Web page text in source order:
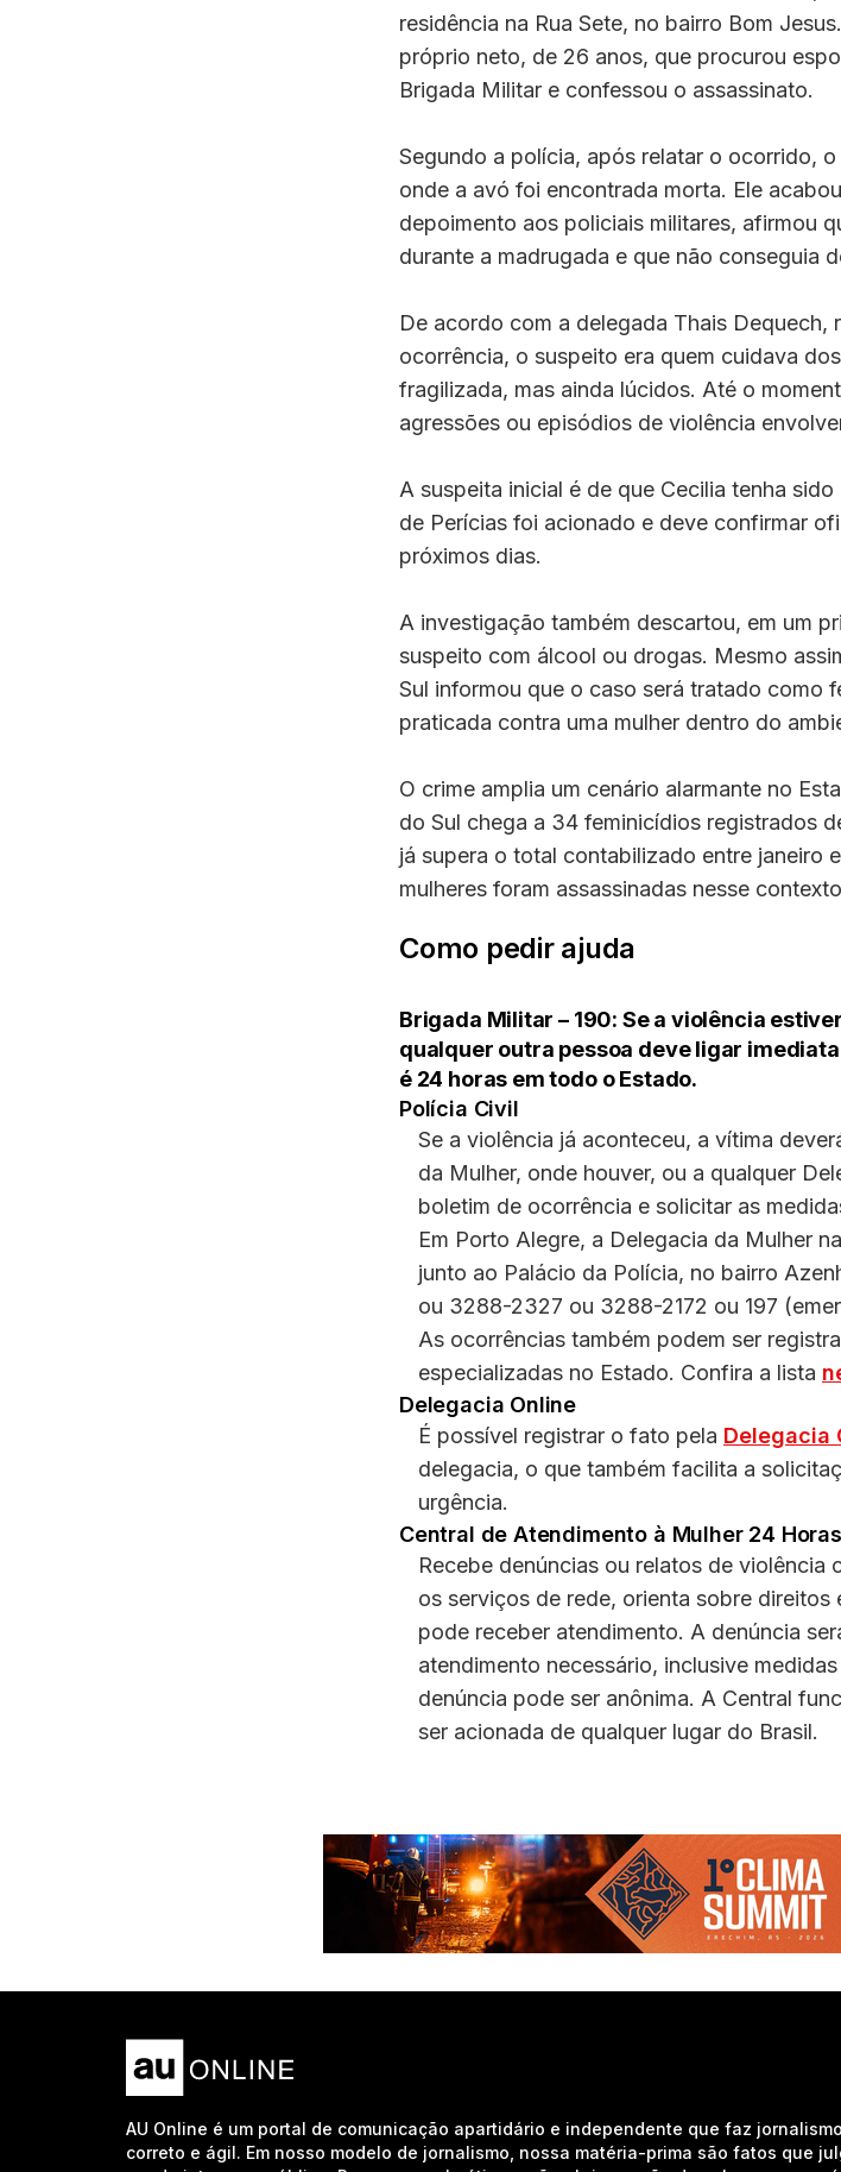
residência na Rua Sete, no bairro Bom
próprio neto, de 26 anos, que procurou
Brigada Militar e confessou o assassinato.
Segundo a polícia, após relatar o ocorrido,
onde a avó foi encontrada morta. Ele
depoimento aos policiais militares, afirmou
durante a madrugada e que não conseguia
De acordo com a delegada Thais Dequech,
ocorrência, o suspeito era quem cuidava
fragilizada, mas ainda lúcidos. Até o
agressões ou episódios de violência
A suspeita inicial é de que Cecilia tenha
de Perícias foi acionado e deve confirmar
próximos dias.
A investigação também descartou, em um
suspeito com álcool ou drogas. Mesmo
Sul informou que o caso será tratado como
praticada contra uma mulher dentro do
O crime amplia um cenário alarmante no
do Sul chega a 34 feminicídios registrados
já supera o total contabilizado entre janeiro
mulheres foram assassinadas nesse
Como pedir ajuda
Brigada Militar – 190: Se a violência
qualquer outra pessoa deve ligar
é 24 horas em todo o Estado.
Polícia Civil
Se a violência já aconteceu, a vítima
da Mulher, onde houver, ou a qualquer
boletim de ocorrência e solicitar as
Em Porto Alegre, a Delegacia da Mulher
junto ao Palácio da Polícia, no bairro
ou 3288-2327 ou 3288-2172 ou 197
As ocorrências também podem ser
especializadas no Estado. Confira a lista
Delegacia Online
É possível registrar o fato pela Delegacia
delegacia, o que também facilita a
urgência.
Central de Atendimento à Mulher 24
Recebe denúncias ou relatos de violência
os serviços de rede, orienta sobre
pode receber atendimento. A denúncia
atendimento necessário, inclusive
denúncia pode ser anônima. A Central
ser acionada de qualquer lugar do Brasil.
AU Online é um portal de comunicação apartidário e independente que faz
correto e ágil. Em nosso modelo de jornalismo, nossa matéria-prima são fatos que